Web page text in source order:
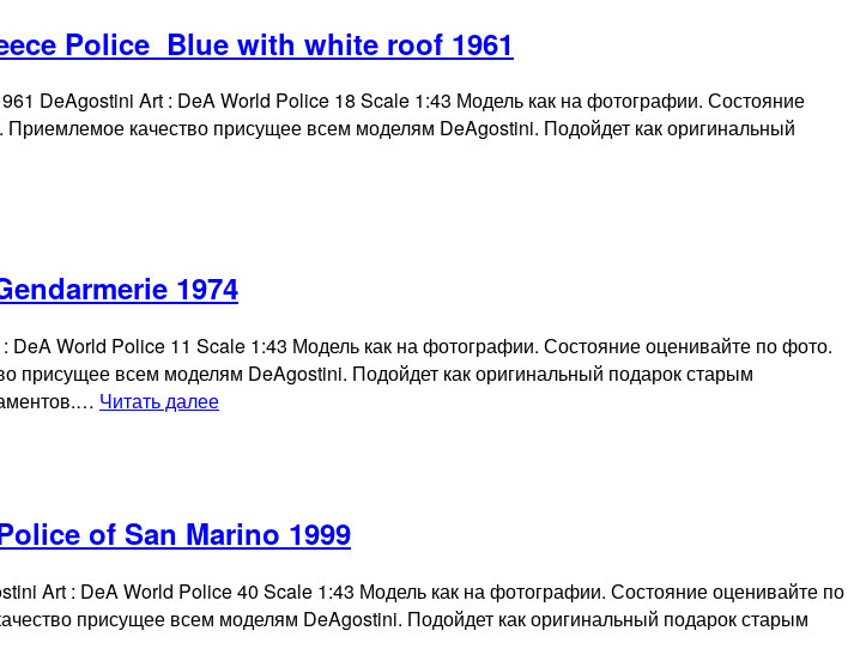
light
green
Police Blue with white roof 1961
DeAgostini Art : DeA World Police 18 Scale 1:43 Модель как на фотографии. Состояние
качество присущее всем моделям DeAgostini. Подойдет как оригинальный
1974
World Police 11 Scale 1:43 Модель как на фотографии. Состояние оценивайте по фото.
присущее всем моделям DeAgostini. Подойдет как оригинальный подарок старым
Читать далееКоллекционная
French
1974
of San Marino 1999
Art : DeA World Police 40 Scale 1:43 Модель как на фотографии. Состояние оценивайте по
присущее всем моделям DeAgostini. Подойдет как оригинальный подарок старым